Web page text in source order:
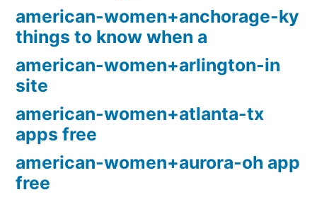
american-women+anchorage-ky
things to know when a
american-women+arlington-in
site
american-women+atlanta-tx
apps free
american-women+aurora-oh app
free